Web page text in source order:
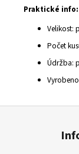
Praktické info:
Velikost:
Počet
Údržba:
Z